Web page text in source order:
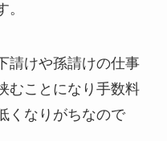
請けや孫請けの仕事
むことになり手数料
くなりがちなので